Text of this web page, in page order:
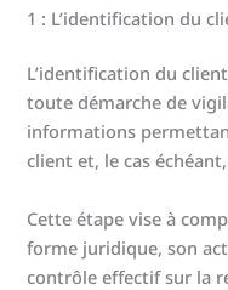
1 : L’identification du
L’identification du
toute démarche de
informations
client et, le cas
Cette étape vise à
forme juridique, son
contrôle effectif sur la